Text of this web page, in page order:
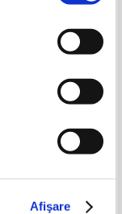
Afişare
din padure